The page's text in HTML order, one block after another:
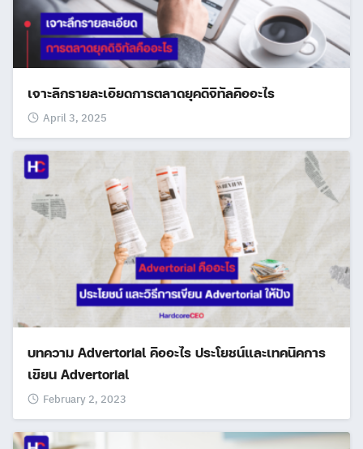
เจาะลึกรายละเอียดการตลาดยุคดิจิทัลคืออะไร
April 3, 2025
บทความ Advertorial คืออะไร ประโยชน์และเทคนิคการ
เขียน Advertorial
February 2, 2023